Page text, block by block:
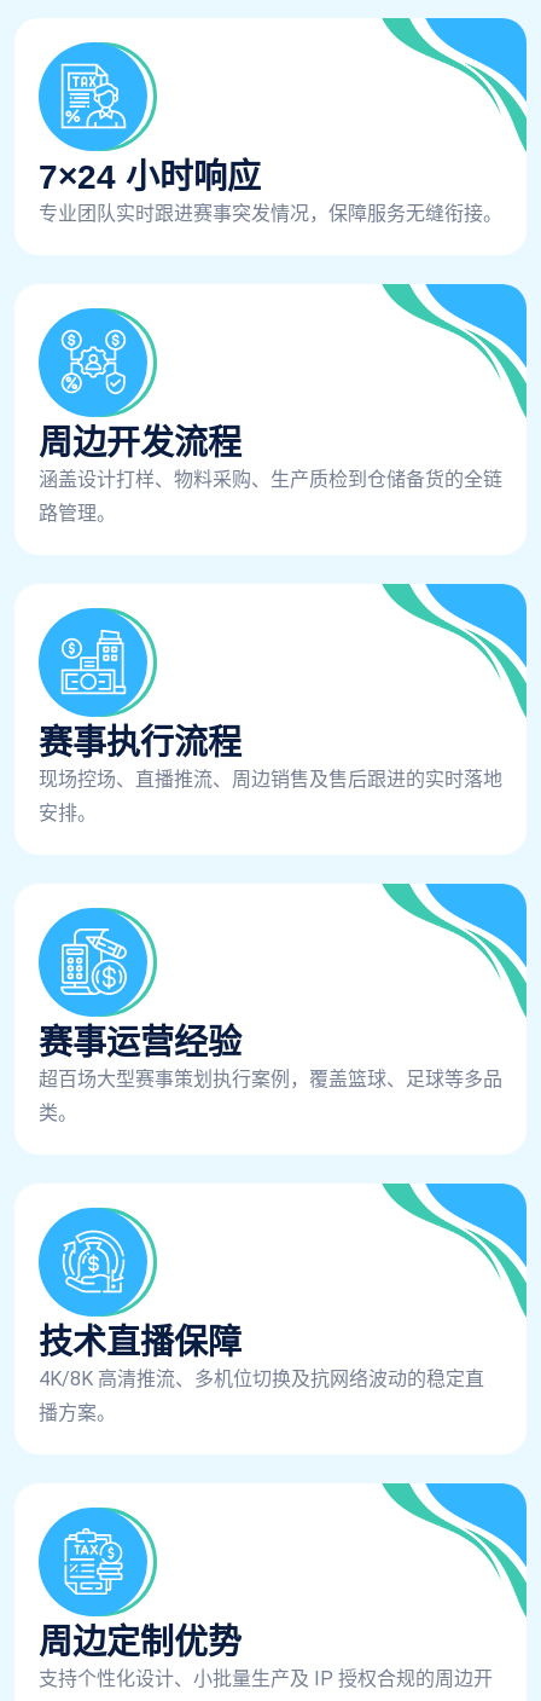
7×24 小时响应
专业团队实时跟进赛事突发情况，保障服务无缝衔接。
周边开发流程
涵盖设计打样、物料采购、生产质检到仓储备货的全链
路管理。
赛事执行流程
现场控场、直播推流、周边销售及售后跟进的实时落地
安排。
赛事运营经验
超百场大型赛事策划执行案例，覆盖篮球、足球等多品
类。
技术直播保障
4K/8K 高清推流、多机位切换及抗网络波动的稳定直
播方案。
周边定制优势
支持个性化设计、小批量生产及 IP 授权合规的周边开